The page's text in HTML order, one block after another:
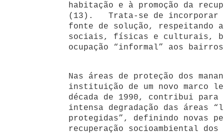
habitação e à promoção da
(13). Trata-se de incorporar o
fonte de solução, respeitando
sociais, físicas e culturais,
ocupação “informal” aos
Nas áreas de proteção dos
instituição de um novo marco
década de 1990, contribui
intensa degradação das áreas
protegidas”, definindo novas
recuperação socioambiental dos